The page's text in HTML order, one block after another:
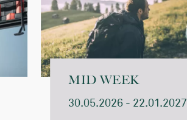
MID WEEK
30.05.2026 - 22.01.2027